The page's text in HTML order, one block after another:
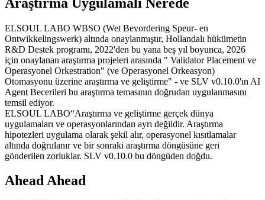
ELSOUL LABO WBSO (Wet Bevordering Speur- en
Ontwikkelingswerk) altında onaylanmıştır, Hollandalı hükümetin
R&D Destek programı, 2022'den bu yana beş yıl boyunca, 2026
için onaylanan araştırma projeleri arasında " Validator Placement ve
Operasyonel Orkestration" (ve Operasyonel Orkeasyon)
Otomasyonu üzerine araştırma ve geliştirme" - ve SLV v0.10.0'ın AI
Agent Becerileri bu araştırma temasının doğrudan uygulanmasını
temsil ediyor.
ELSOUL LABO“Araştırma ve geliştirme gerçek dünya
uygulamaları ve operasyonlarından ayrı değildir. Araştırma
hipotezleri uygulama olarak şekil alır, operasyonel kısıtlamalar
altında doğrulanır ve bir sonraki araştırma döngüsüne geri
gönderilen zorluklar. SLV v0.10.0 bu döngüden doğdu.
Ahead Ahead